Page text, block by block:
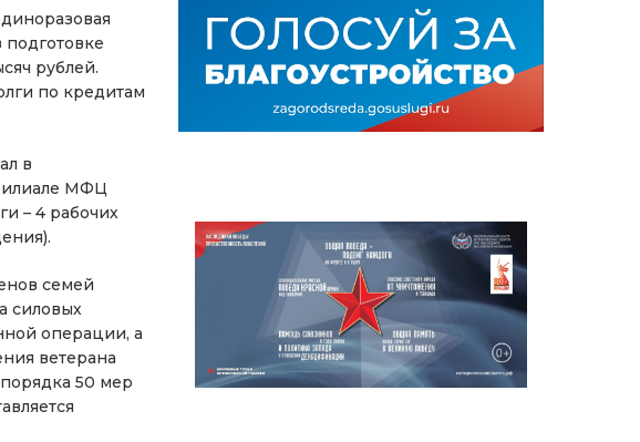
подготовке
рублей.
по кредитам
в
МФЦ
– 4 рабочих
семей
силовых
операции, а
ветерана
50 мер